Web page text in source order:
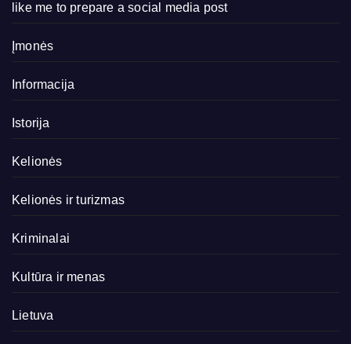
like me to prepare a social media post
Įmonės
Informacija
Istorija
Kelionės
Kelionės ir turizmas
Kriminalai
Kultūra ir menas
Lietuva